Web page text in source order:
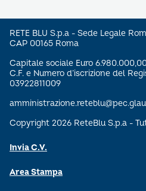
RETE BLU S.p.a - Sede Legale
CAP 00165 Roma
Capitale sociale Euro
C.F. e Numero d’iscrizione del
03922811009
Copyright 2026 ReteBlu S.p.a -
Invia C.V.
Area Stampa